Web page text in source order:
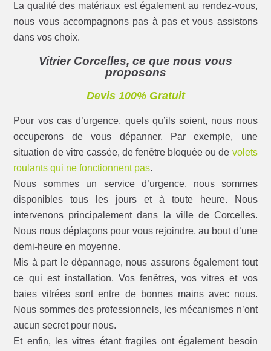
La qualité des matériaux est également au rendez-vous,
nous vous accompagnons pas à pas et vous assistons
dans vos choix.
Vitrier Corcelles, ce que nous vous
proposons
Devis 100% Gratuit
Pour vos cas d’urgence, quels qu’ils soient, nous nous
occuperons de vous dépanner. Par exemple, une
situation de vitre cassée, de fenêtre bloquée ou de volets
roulants qui ne fonctionnent pas.
Nous sommes un service d’urgence, nous sommes
disponibles tous les jours et à toute heure. Nous
intervenons principalement dans la ville de Corcelles.
Nous nous déplaçons pour vous rejoindre, au bout d’une
demi-heure en moyenne.
Mis à part le dépannage, nous assurons également tout
ce qui est installation. Vos fenêtres, vos vitres et vos
baies vitrées sont entre de bonnes mains avec nous.
Nous sommes des professionnels, les mécanismes n’ont
aucun secret pour nous.
Et enfin, les vitres étant fragiles ont également besoin